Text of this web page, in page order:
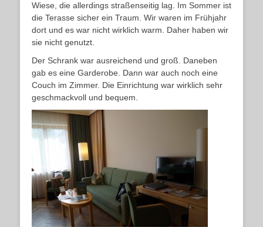
Wiese, die allerdings straßenseitig lag. Im Sommer ist
die Terasse sicher ein Traum. Wir waren im Frühjahr
dort und es war nicht wirklich warm. Daher haben wir
sie nicht genutzt.
Der Schrank war ausreichend und groß. Daneben
gab es eine Garderobe. Dann war auch noch eine
Couch im Zimmer. Die Einrichtung war wirklich sehr
geschmackvoll und bequem.